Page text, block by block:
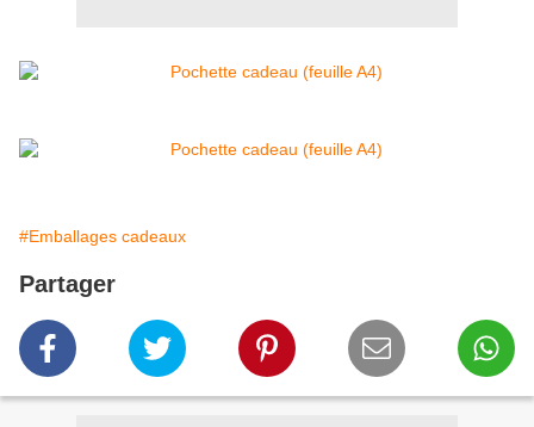
#Emballages cadeaux
Partager